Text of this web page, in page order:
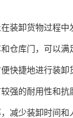
装卸货物过程中
仓库门，可以满
快捷地进行装卸
强的耐用性和抗
减少装卸时间和